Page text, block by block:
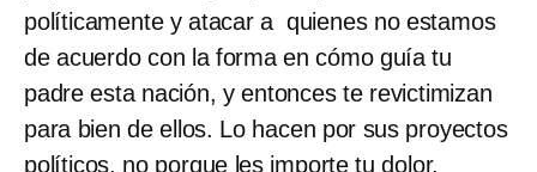
políticamente y atacar a quienes no estamos
de acuerdo con la forma en cómo guía tu
padre esta nación, y entonces te revictimizan
para bien de ellos. Lo hacen por sus proyectos
políticos, no porque les importe tu dolor.